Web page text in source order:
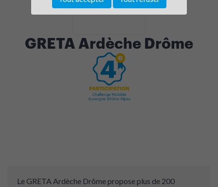
GRETA Ardèche Drôme
Le GRETA Ardèche Drôme propose plus de 200